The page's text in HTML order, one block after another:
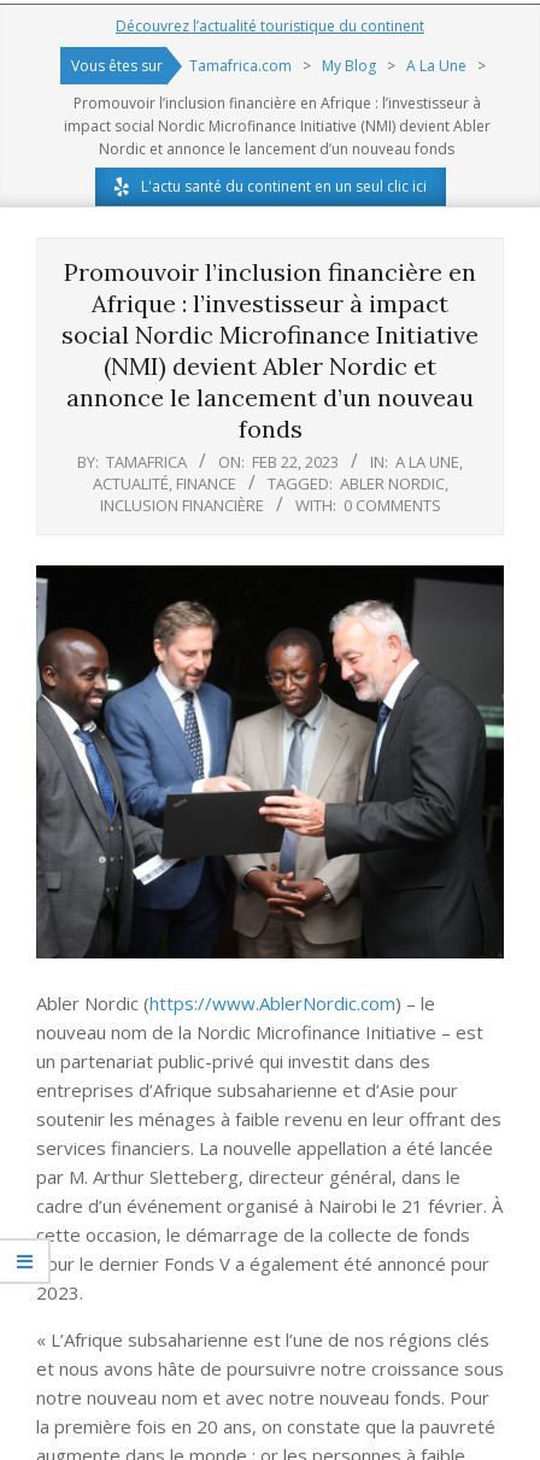
Navigation
Découvrez l’actualité touristique du continent
Vous êtes sur
Tamafrica.com > My Blog > A La Une
>
Promouvoir l’inclusion financière en Afrique : l’investisseur à
impact social Nordic Microfinance Initiative (NMI) devient Abler
Nordic et annonce le lancement d’un nouveau fonds
L'actu santé du continent en un seul clic ici
Promouvoir l’inclusion financière en
Afrique : l’investisseur à impact
social Nordic Microfinance Initiative
(NMI) devient Abler Nordic et
annonce le lancement d’un nouveau
fonds
BY: TAMAFRICA ON: FEB 22, 2023 IN: A LA UNE,
ACTUALITÉ, FINANCE TAGGED: ABLER NORDIC,
INCLUSION FINANCIÈRE
WITH: 0 COMMENTS
Abler Nordic (https://www.AblerNordic.com) – le
nouveau nom de la Nordic Microfinance Initiative – est
un partenariat public-privé qui investit dans des
entreprises d’Afrique subsaharienne et d’Asie pour
soutenir les ménages à faible revenu en leur offrant des
services financiers. La nouvelle appellation a été lancée
par M. Arthur Sletteberg, directeur général, dans le
cadre d’un événement organisé à Nairobi le 21 février. À
cette occasion, le démarrage de la collecte de fonds
pour le dernier Fonds V a également été annoncé pour
2023.
« L’Afrique subsaharienne est l’une de nos régions clés
et nous avons hâte de poursuivre notre croissance sous
notre nouveau nom et avec notre nouveau fonds. Pour
la première fois en 20 ans, on constate que la pauvreté